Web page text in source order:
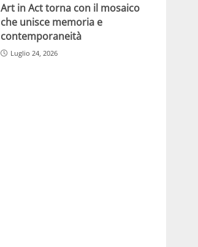
Art in Act torna con il mosaico
che unisce memoria e
contemporaneità
Luglio 24, 2026